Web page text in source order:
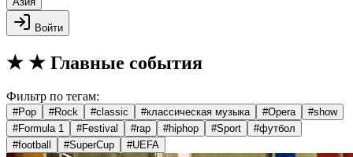
Войти
★ ★ Главные события
Фильтр по тегам:
#Pop #Rock #classic #классическая музыка #Opera #show
#Formula 1 #Festival #rap #hiphop #Sport #футбол
#football #SuperCup #UEFA